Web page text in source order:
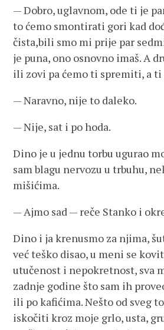
— Dobro, uglavnom, ode ti je
to ćemo smontirati gori kad
čista,bili smo mi prije par
je puna, ono osnovno imaš. A
ili zovi pa ćemo ti spremiti, a ti
— Naravno, nije to daleko.
— Nije, sat i po hoda.
Dino je u jednu torbu ugurao
sam blagu nervozu u trbuhu,
mišićima.
— Ajmo sad — reče Stanko i
Dino i ja krenusmo za njima,
već teško disao, u meni se
utučenost i nepokretnost, sva
zadnje godine što sam ih
ili po kafićima. Nešto od sveg
iskočiti kroz moje grlo, usta,